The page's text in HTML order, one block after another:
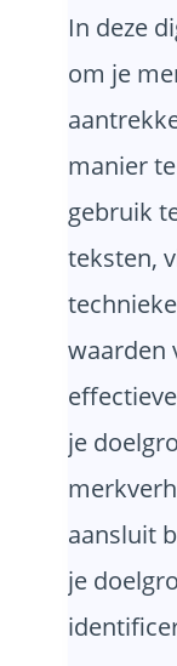
In deze
om je
manier
gebruik
teksten,
waarden
je
aansluit
je